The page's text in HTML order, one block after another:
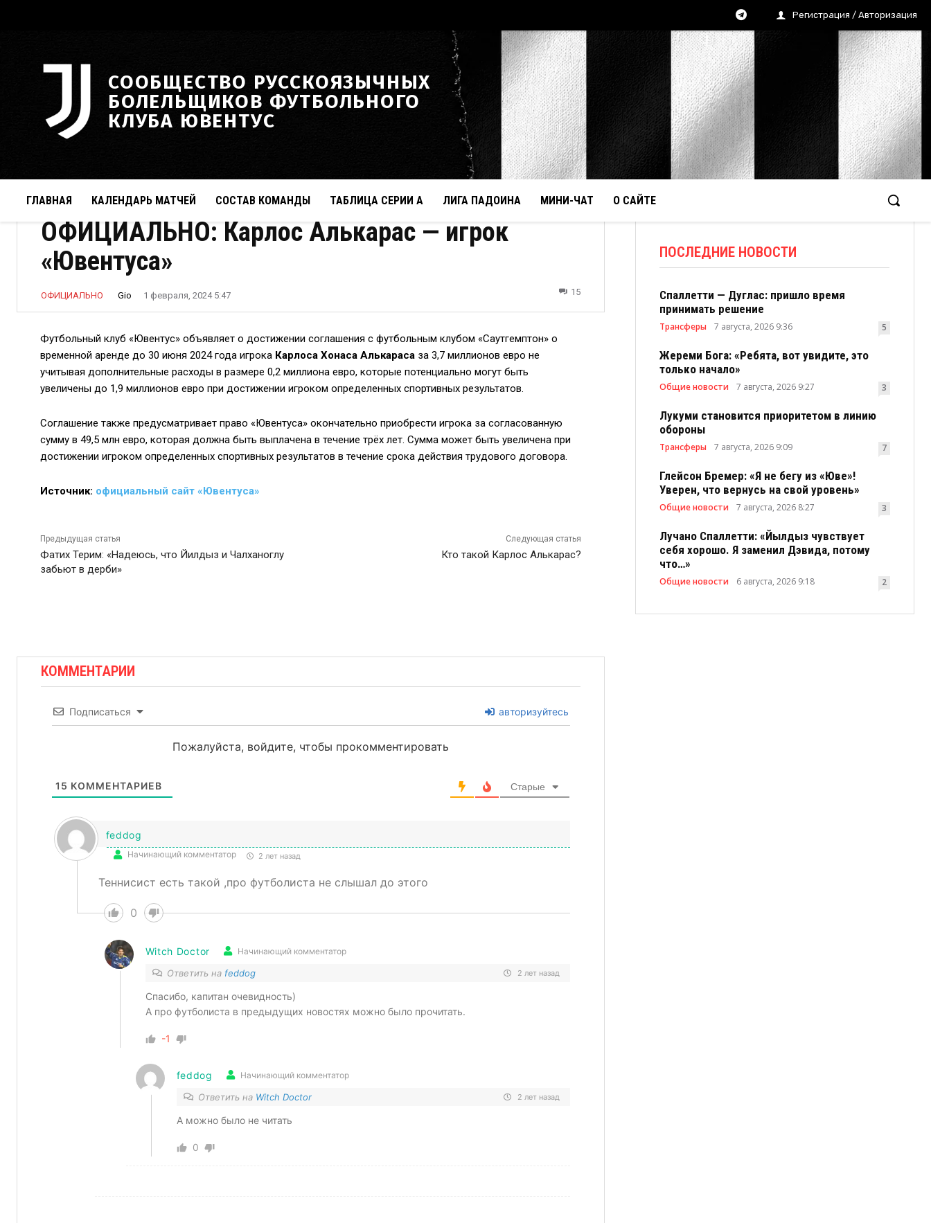
Регистрация / Авторизация
СООБЩЕСТВО РУССКОЯЗЫЧНЫХ
БОЛЕЛЬЩИКОВ ФУТБОЛЬНОГО
КЛУБА ЮВЕНТУС
ГЛАВНАЯ КАЛЕНДАРЬ МАТЧЕЙ СОСТАВ КОМАНДЫ ТАБЛИЦА СЕРИИ А ЛИГА ПАДОИНА МИНИ-ЧАТ О САЙТЕ
ОФИЦИАЛЬНО: Карлос Алькарас — игрок
«Ювентуса»
ОФИЦИАЛЬНО Gio 1 февраля, 2024 5:47 15
Футбольный клуб «Ювентус» объявляет о достижении соглашения с футбольным клубом «Саутгемптон» о
временной аренде до 30 июня 2024 года игрока Карлоса Хонаса Алькараса за 3,7 миллионов евро не
учитывая дополнительные расходы в размере 0,2 миллиона евро, которые потенциально могут быть
увеличены до 1,9 миллионов евро при достижении игроком определенных спортивных результатов.
Соглашение также предусматривает право «Ювентуса» окончательно приобрести игрока за согласованную
сумму в 49,5 млн евро, которая должна быть выплачена в течение трёх лет. Сумма может быть увеличена при
достижении игроком определенных спортивных результатов в течение срока действия трудового договора.
Источник: официальный сайт «Ювентуса»
Предыдущая статья
Фатих Терим: «Надеюсь, что Йилдыз и Чалханоглу
забьют в дерби»
Следующая статья
Кто такой Карлос Алькарас?
КОММЕНТАРИИ
Подписаться авторизуйтесь
Пожалуйста, войдите, чтобы прокомментировать
15 КОММЕНТАРИЕВ Старые
feddog
Начинающий комментатор 2 лет назад
Теннисист есть такой ,про футболиста не слышал до этого
0
Witch Doctor Начинающий комментатор
Ответить на feddog 2 лет назад
Спасибо, капитан очевидность)
А про футболиста в предыдущих новостях можно было прочитать.
-1
feddog Начинающий комментатор
Ответить на Witch Doctor 2 лет назад
А можно было не читать
0
ПОСЛЕДНИЕ НОВОСТИ
Спаллетти — Дуглас: пришло время
принимать решение
Трансферы 7 августа, 2026 9:36 5
Жереми Бога: «Ребята, вот увидите, это
только начало»
Общие новости 7 августа, 2026 9:27 3
Лукуми становится приоритетом в линию
обороны
Трансферы 7 августа, 2026 9:09 7
Глейсон Бремер: «Я не бегу из «Юве»!
Уверен, что вернусь на свой уровень»
Общие новости 7 августа, 2026 8:27 3
Лучано Спаллетти: «Йылдыз чувствует
себя хорошо. Я заменил Дэвида, потому
что…»
Общие новости 6 августа, 2026 9:18 2